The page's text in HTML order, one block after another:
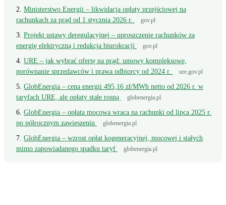
Ministerstwo Energii – likwidacja opłaty przejściowej na
rachunkach za prąd od 1 stycznia 2026 r.
gov.pl
Projekt ustawy deregulacyjnej – uproszczenie rachunków za
energię elektryczną i redukcja biurokracji
gov.pl
URE – jak wybrać ofertę na prąd: umowy kompleksowe,
porównanie sprzedawców i prawa odbiorcy od 2024 r.
ure.gov.pl
GlobEnergia – cena energii 495,16 zł/MWh netto od 2026 r. w
taryfach URE, ale opłaty stałe rosną
globenergia.pl
GlobEnergia – opłata mocowa wraca na rachunki od lipca 2025 r.
po półrocznym zawieszeniu
globenergia.pl
GlobEnergia – wzrost opłat kogeneracyjnej, mocowej i stałych
mimo zapowiadanego spadku taryf
globenergia.pl